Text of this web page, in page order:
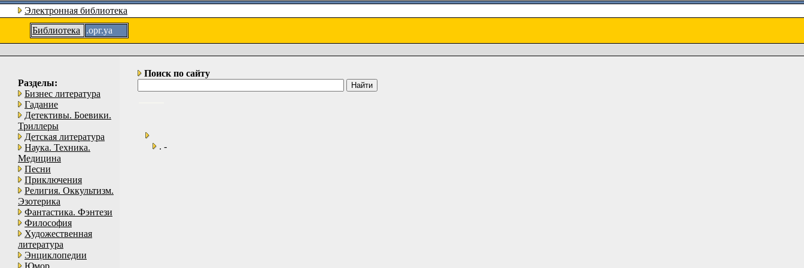
Электронная библиотека
Библиотека
.орг.уа
Разделы:
Бизнес литература
Гадание
Детективы. Боевики.
Триллеры
Детская литература
Наука. Техника.
Медицина
Песни
Приключения
Религия. Оккультизм.
Эзотерика
Фантастика. Фэнтези
Философия
Художественная
литература
Энциклопедии
Юмор
Поиск по сайту
. -